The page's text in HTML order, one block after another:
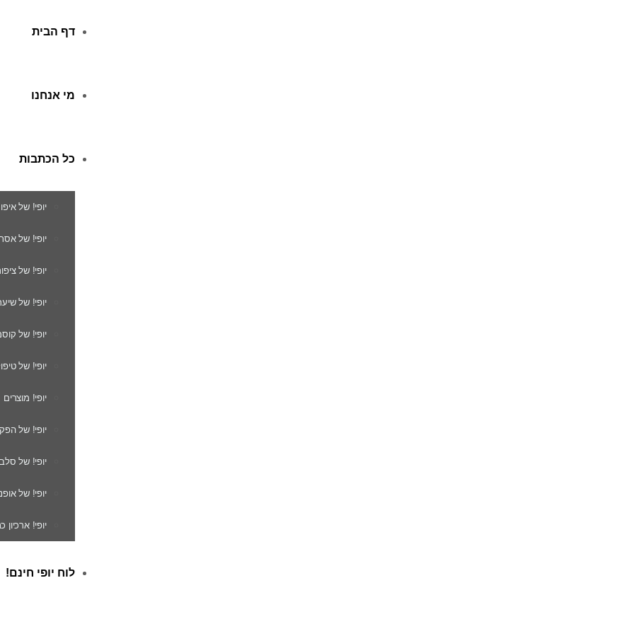
דף הבית
מי אנחנו
כל הכתבות
יופי! של
יופי! של
יופי! של
יופי! של
יופי! של
יופי! של
יופי!
יופי! של
יופי! של
יופי! של
יופי! ארכיון
לוח יופי חינם!